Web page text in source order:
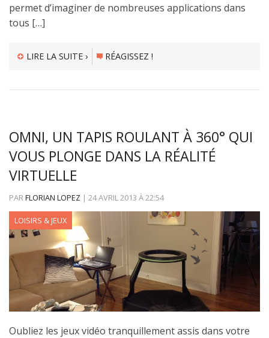
permet d’imaginer de nombreuses applications dans
tous […]
LIRE LA SUITE › RÉAGISSEZ !
OMNI, UN TAPIS ROULANT À 360° QUI
VOUS PLONGE DANS LA RÉALITÉ
VIRTUELLE
PAR FLORIAN LOPEZ | 24 AVRIL 2013 À 22:54
LOISIRS & JEUX
Oubliez les jeux vidéo tranquillement assis dans votre